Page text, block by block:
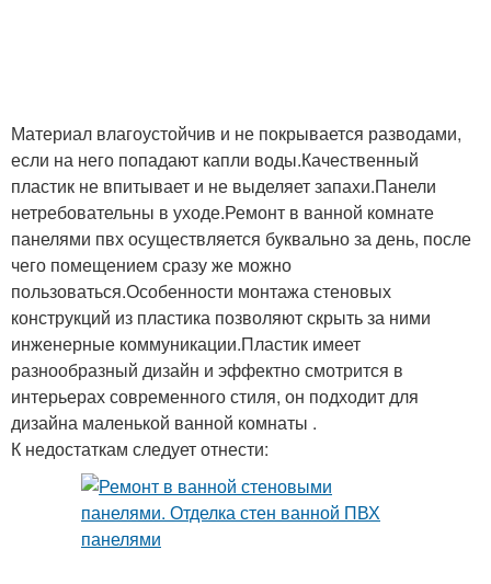
Материал влагоустойчив и не покрывается разводами,
если на него попадают капли воды.Качественный
пластик не впитывает и не выделяет запахи.Панели
нетребовательны в уходе.Ремонт в ванной комнате
панелями пвх осуществляется буквально за день, после
чего помещением сразу же можно
пользоваться.Особенности монтажа стеновых
конструкций из пластика позволяют скрыть за ними
инженерные коммуникации.Пластик имеет
разнообразный дизайн и эффектно смотрится в
интерьерах современного стиля, он подходит для
дизайна маленькой ванной комнаты .
К недостаткам следует отнести: